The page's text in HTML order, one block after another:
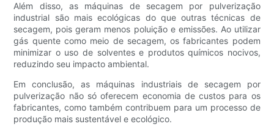
Além disso, as máquinas de secagem por pulverização
industrial são mais ecológicas do que outras técnicas de
secagem, pois geram menos poluição e emissões. Ao utilizar
gás quente como meio de secagem, os fabricantes podem
minimizar o uso de solventes e produtos químicos nocivos,
reduzindo seu impacto ambiental.
Em conclusão, as máquinas industriais de secagem por
pulverização não só oferecem economia de custos para os
fabricantes, como também contribuem para um processo de
produção mais sustentável e ecológico.